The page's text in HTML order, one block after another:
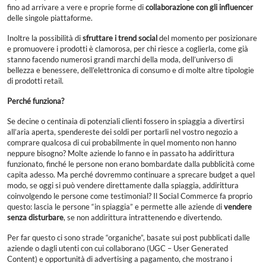
fino ad arrivare a vere e proprie forme di collaborazione con gli influencer
delle singole piattaforme.
Inoltre la possibilità di sfruttare i trend social del momento per posizionare
e promuovere i prodotti è clamorosa, per chi riesce a coglierla, come già
stanno facendo numerosi grandi marchi della moda, dell’universo di
bellezza e benessere, dell’elettronica di consumo e di molte altre tipologie
di prodotti retail.
Perché funziona?
Se decine o centinaia di potenziali clienti fossero in spiaggia a divertirsi
all’aria aperta, spendereste dei soldi per portarli nel vostro negozio a
comprare qualcosa di cui probabilmente in quel momento non hanno
neppure bisogno? Molte aziende lo fanno e in passato ha addirittura
funzionato, finché le persone non erano bombardate dalla pubblicità come
capita adesso. Ma perché dovremmo continuare a sprecare budget a quel
modo, se oggi si può vendere direttamente dalla spiaggia, addirittura
coinvolgendo le persone come testimonial? Il Social Commerce fa proprio
questo: lascia le persone “in spiaggia” e permette alle aziende di vendere
senza disturbare, se non addirittura intrattenendo e divertendo.
Per far questo ci sono strade “organiche”, basate sui post pubblicati dalle
aziende o dagli utenti con cui collaborano (UGC – User Generated
Content) e opportunità di advertising a pagamento, che mostrano i